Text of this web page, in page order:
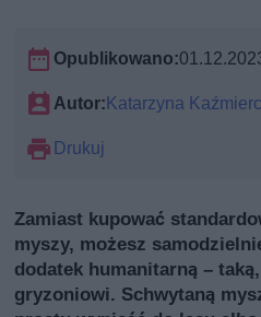
Opublikowano:
Autor:Katarzyna
Drukuj
Zamiast kupować
myszy, możesz
dodatek humanitarną –
gryzoniowi. Schwytaną